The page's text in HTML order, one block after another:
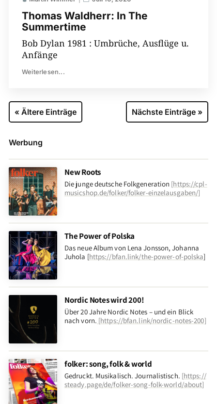
Thomas Waldherr: In The
Summertime
Bob Dylan 1981 : Umbrüche, Ausflüge u.
Anfänge
Weiterlesen...
« Ältere Einträge Nächste Einträge »
Werbung
New Roots
Die junge deutsche Folkgeneration [https://cpl-
musicshop.de/folker/folker-einzelausgaben/]
The Power of Polska
Das neue Album von Lena Jonsson, Johanna
Juhola [https://bfan.link/the-power-of-polska]
Nordic Notes wird 200!
Über 20 Jahre Nordic Notes – und ein Blick
nach vorn. [https://bfan.link/nordic-notes-200]
folker: song, folk & world
Gedruckt. Musikalisch. Journalistisch. [https://
steady.page/de/folker-song-folk-world/about]